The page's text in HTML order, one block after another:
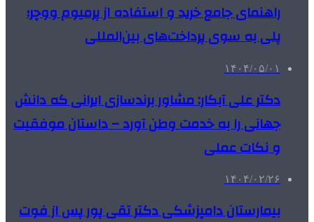
راهنمای جامع خرید و استفاده از پرمیوم ووچر؛
پلی به سوی پرداخت‌های بین‌المللی
۱۴۰۴/۰۵/۰۱
دکتر علی آبکار: مشاور برندسازی ایرانی که دانش
جهانی را به خدمت وطن آورد – داستان موفقیت
و نکات عملی
۱۴۰۴/۰۲/۲۶
بیمارستان دامپزشکی دکتر تقی پور پس از فوت